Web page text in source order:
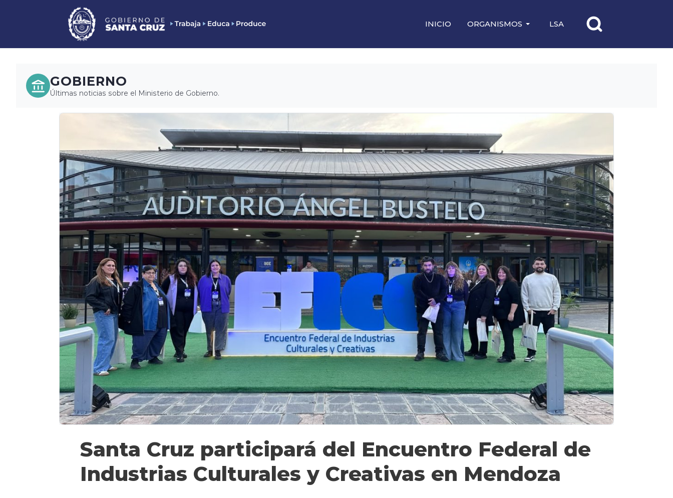
INICIO ORGANISMOS LSA
GOBIERNO
Últimas noticias sobre el Ministerio de Gobierno.
Santa Cruz participará del Encuentro Federal de
Industrias Culturales y Creativas en Mendoza